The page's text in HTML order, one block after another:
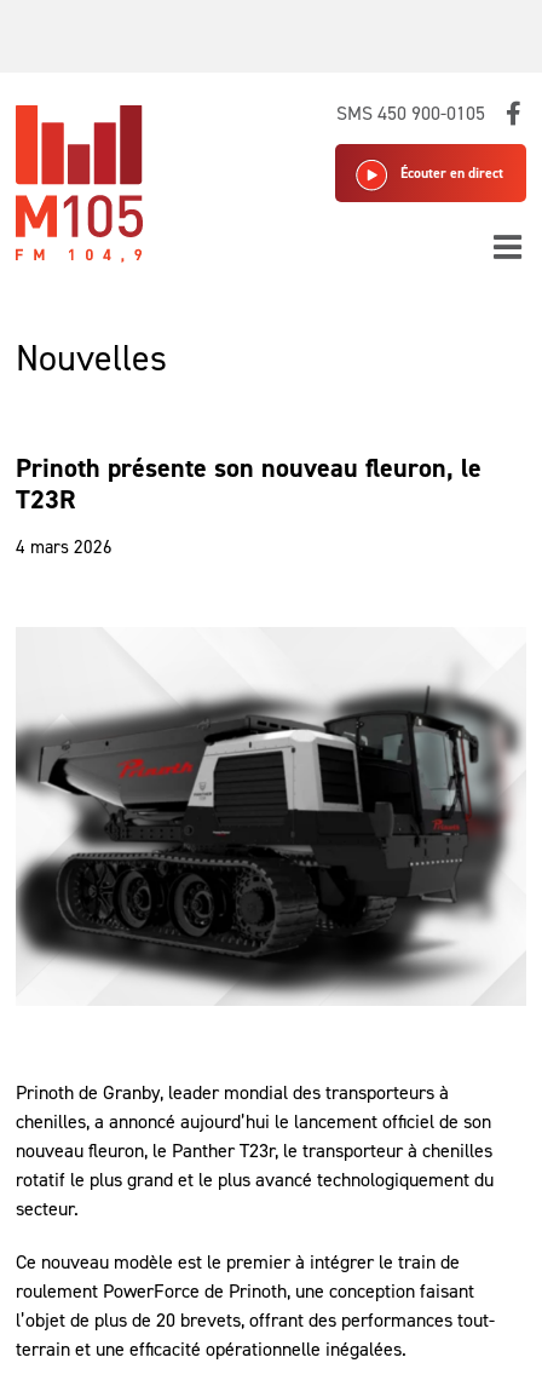
SMS 450 900-0105
Écouter en direct
Nouvelles
Prinoth présente son nouveau fleuron, le
T23R
4 mars 2026
Prinoth de Granby, leader mondial des transporteurs à
chenilles, a annoncé aujourd’hui le lancement officiel de son
nouveau fleuron, le Panther T23r, le transporteur à chenilles
rotatif le plus grand et le plus avancé technologiquement du
secteur.
Ce nouveau modèle est le premier à intégrer le train de
roulement PowerForce de Prinoth, une conception faisant
l’objet de plus de 20 brevets, offrant des performances tout-
terrain et une efficacité opérationnelle inégalées.